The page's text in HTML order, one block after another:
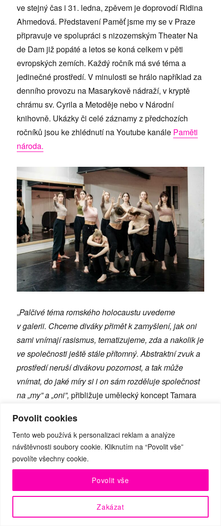
Povolit cookies
Tento web používá k personalizaci reklam a analýze
návštěvnosti soubory cookie. Kliknutím na “Povolit vše”
povolíte všechny cookie.
Zakázat
Povolit vše
ve stejný čas i 31. ledna, zpěvem je doprovodí Ridina
Ahmedová. Představení Paměť jsme my se v Praze
připravuje ve spolupráci s nizozemským Theater Na
de Dam již popáté a letos se koná celkem v pěti
evropských zemích. Každý ročník má své téma a
jedinečné prostředí. V minulosti se hrálo například za
denního provozu na Masarykově nádraží, v kryptě
chrámu sv. Cyrila a Metoděje nebo v Národní
knihovně. Ukázky či celé záznamy z předchozích
ročníků jsou ke zhlédnutí na Youtube kanále Paměti
národa.
„Palčivé téma romského holocaustu uvedeme
v galerii. Chceme diváky přimět k zamyšlení, jak oni
sami vnímají rasismus, tematizujeme, zda a nakolik je
ve společnosti ještě stále přítomný. Abstraktní zvuk a
prostředí neruší divákovu pozornost, a tak může
vnímat, do jaké míry si i on sám rozděluje společnost
na „my” a „oni”, přibližuje umělecký koncept Tamara
Divadla Paměti národa.
ledna si celý svět připomíná osvobození
koncentračního tábora v Osvětimi a při té
příležitosti Den památky obětí holocaustu. Kromě
šesti milionů židovských obětí si holocaust
vyžádal 200 až 500 tisíc romských životů. Do
Osvětimi odjelo z protektorátu Čechy a Morava